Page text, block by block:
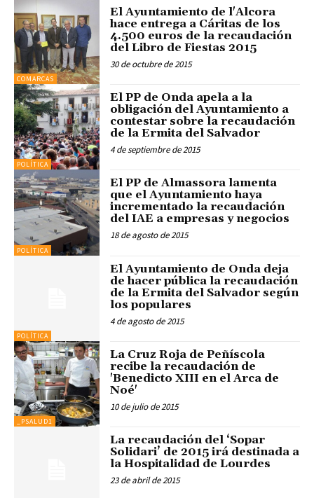
COMARCAS
El Ayuntamiento de l'Alcora
hace entrega a Cáritas de los
4.500 euros de la recaudación
del Libro de Fiestas 2015
30 de octubre de 2015
POLÍTICA
El PP de Onda apela a la
obligación del Ayuntamiento a
contestar sobre la recaudación
de la Ermita del Salvador
4 de septiembre de 2015
POLÍTICA
El PP de Almassora lamenta
que el Ayuntamiento haya
incrementado la recaudación
del IAE a empresas y negocios
18 de agosto de 2015
POLÍTICA
El Ayuntamiento de Onda deja
de hacer pública la recaudación
de la Ermita del Salvador según
los populares
4 de agosto de 2015
_PSALUD1
La Cruz Roja de Peñíscola
recibe la recaudación de
'Benedicto XIII en el Arca de
Noé'
10 de julio de 2015
La recaudación del ‘Sopar
Solidari’ de 2015 irá destinada a
la Hospitalidad de Lourdes
23 de abril de 2015